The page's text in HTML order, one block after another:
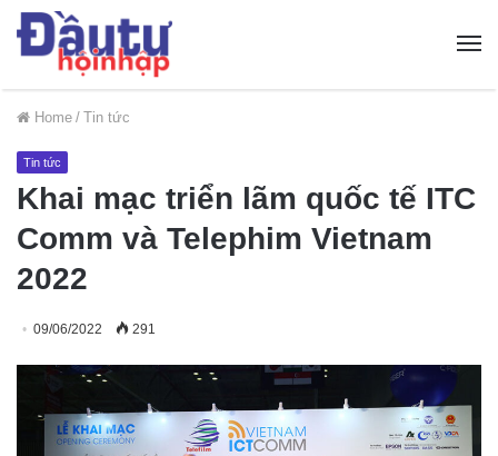
Home / Tin tức
Tin tức
Khai mạc triển lãm quốc tế ITC
Comm và Telephim Vietnam
2022
09/06/2022 291